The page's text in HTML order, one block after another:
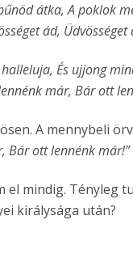
átka, A poklok
ád, Üdvösséget
És ujjong
már, Bár ott
A mennybeli
Bár ott lennénk már!”
el mindig. Tényleg
királysága után?